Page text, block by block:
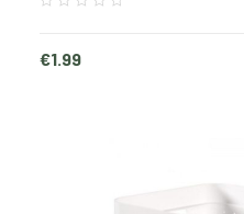
€1.99